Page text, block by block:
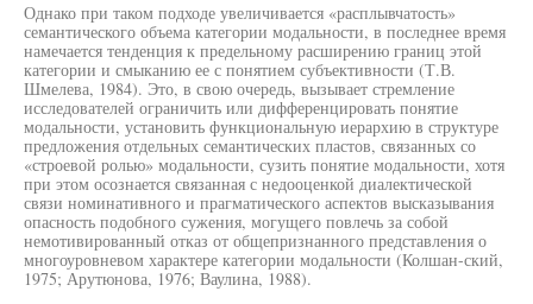
Однако при таком подходе увеличивается «расплывчатость»
семантического объема категории модальности, в последнее время
намечается тенденция к предельному расширению границ этой
категории и смыканию ее с понятием субъективности (Т.В.
Шмелева, 1984). Это, в свою очередь, вызывает стремление
исследователей ограничить или дифференцировать понятие
модальности, установить функциональную иерархию в структуре
предложения отдельных семантических пластов, связанных со
«строевой ролью» модальности, сузить понятие модальности, хотя
при этом осознается связанная с недооценкой диалектической
связи номинативного и прагматического аспектов высказывания
опасность подобного сужения, могущего повлечь за собой
немотивированный отказ от общепризнанного представления о
многоуровневом характере категории модальности (Колшан-ский,
1975; Арутюнова, 1976; Ваулина, 1988).